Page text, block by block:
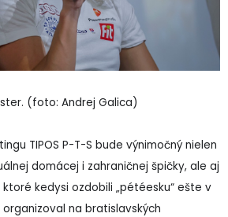
(foto: Andrej Galica)
TIPOS P-T-S bude výnimočný nielen
domácej i zahraničnej špičky, ale aj
kedysi ozdobili „pétéesku“ ešte v
na bratislavských